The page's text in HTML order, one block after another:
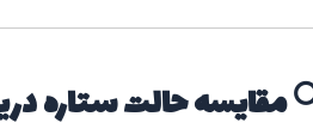
مقایسه حالت ستاره